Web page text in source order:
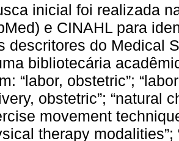
inicial foi realizada
e CINAHL para
descritores do Medical
bibliotecária
“labor, obstetric”;
obstetric”; “natural
movement
therapy modalities”;